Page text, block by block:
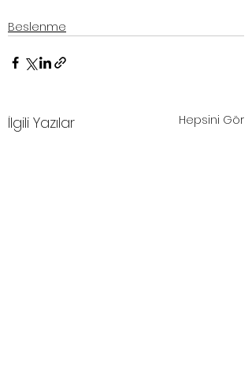
Beslenme
İlgili Yazılar Hepsini Gör